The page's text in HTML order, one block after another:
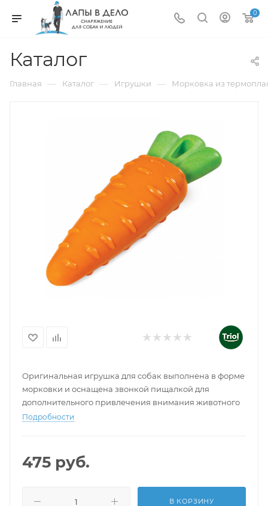
0
Каталог
Главная — Каталог — Игрушки — Морковка из
Оригинальная игрушка для собак выполнена в форме
морковки и оснащена звонкой пищалкой для
дополнительного привлечения внимания животного
Подробности
475 руб.
В КОРЗИНУ